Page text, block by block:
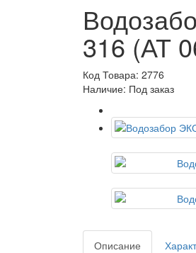
316 (АТ
Код Товара: 2776
Наличие: Под заказ
Описание